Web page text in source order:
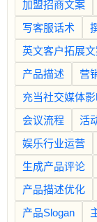
加盟招商文案
写客服话术
英文客户拓展
产品描述
营
充当社交媒体
会议流程
活
娱乐行业运营
生成产品评论
产品描述优化
产品Slogan